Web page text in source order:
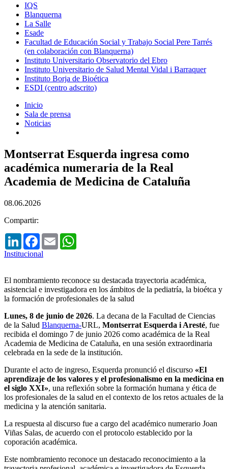
IQS
Blanquerna
La Salle
Esade
Facultad de Educación Social y Trabajo Social Pere Tarrés
(en colaboración con Blanquerna)
Instituto Universitario Observatorio del Ebro
Instituto Universitario de Salud Mental Vidal i Barraquer
Instituto Borja de Bioética
ESDI (centro adscrito)
Inicio
Sala de prensa
Noticias
Montserrat Esquerda ingresa como
académica numeraria de la Real
Academia de Medicina de Cataluña
08.06.2026
Compartir:
LinkedInFacebook
Email
Institucional
El nombramiento reconoce su destacada trayectoria académica,
asistencial e investigadora en los ámbitos de la pediatría, la bioétca y
la formación de profesionales de la salud
Lunes, 8 de junio de 2026. La decana de la Facultad de Ciencias
de la Salud Blanquerna-URL, Montserrat Esquerda i Aresté, fue
recibida el domingo 7 de junio 2026 como académica de la Real
Academia de Medicina de Cataluña, en una sesión extraordinaria
celebrada en la sede de la institución.
Durante el acto de ingreso, Esquerda pronunció el discurso «El
aprendizaje de los valores y el profesionalismo en la medicina en
el siglo XXI», una reflexión sobre la formación humana y ética de
los profesionales de la salud en el contexto de los retos actuales de la
medicina y la atención sanitaria.
La respuesta al discurso fue a cargo del académico numerario Joan
Viñas Salas, de acuerdo con el protocolo establecido por la
coporación académica.
Este nombramiento reconoce un destacado reconocimiento a la